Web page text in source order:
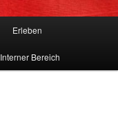
Erleben
Interner Bereich